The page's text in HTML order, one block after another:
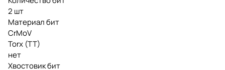
2 шт
Материал бит
CrMoV
Torx (TT)
нет
Хвостовик бит